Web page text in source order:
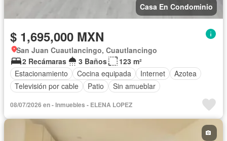
Casa En Condominio
$ 1,695,000 MXN
San Juan Cuautlancingo, Cuautlancingo
2 Recámaras
3 Baños
123 m²
Estacionamiento
Cocina equipada Internet
Azotea
Televisión por cable
Patio Sin amueblar
08/07/2026 en - Inmuebles - ELENA LOPEZ